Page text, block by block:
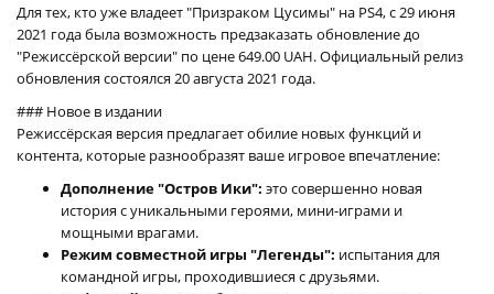
Для тех, кто уже владеет "Призраком Цусимы" на PS4, с 29 июня
2021 года была возможность предзаказать обновление до
"Режиссёрской версии" по цене 649.00 UAH. Официальный релиз
обновления состоялся 20 августа 2021 года.
### Новое в издании
Режиссёрская версия предлагает обилие новых функций и
контента, которые разнообразят ваше игровое впечатление:
Дополнение "Остров Ики": это совершенно новая
история с уникальными героями, мини-играми и
мощными врагами.
Режим совместной игры "Легенды": испытания для
командной игры, проходившиеся с друзьями.